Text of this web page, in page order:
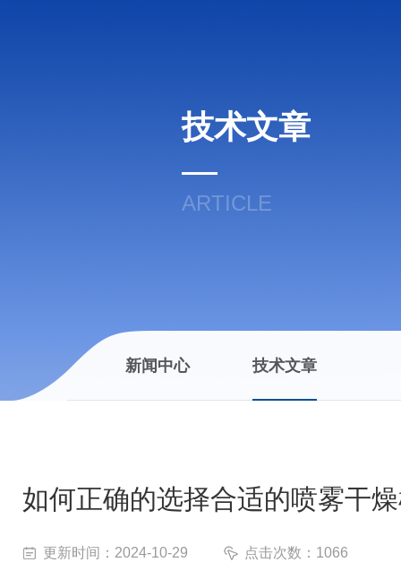
技术文章
ARTICLE
新闻中心 技术文章
如何正确的选择合适的喷雾干
更新时间：2024-10-29 点击次数：1066